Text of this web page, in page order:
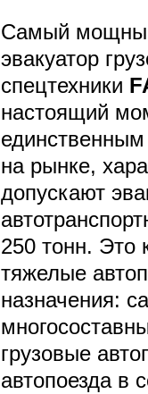
Самый
эвакуатор
спецтехники
настоящий
на рынке,
допускают
250 тонн. Это
тяжелые
назначения:
грузовые
автопоезда в